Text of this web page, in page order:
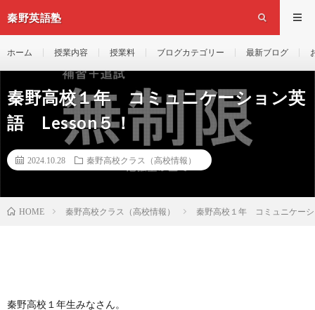
秦野英語塾
ホーム 授業内容 授業料 ブログカテゴリー 最新ブログ
秦野高校１年 コミュニケーション英
語 Lesson５！
2024.10.28 秦野高校クラス（高校情報）
HOME 秦野高校クラス（高校情報） 秦野高校１年 コミュニケー
秦野高校１年生みなさん。